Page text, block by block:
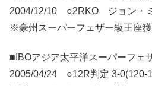
2004/12/10 ○2RKO ジョン・
※豪州スーパーフェザー級王座
■IBOアジア太平洋スーパーフェ
2005/04/24 ○12R判定 3-0(120-